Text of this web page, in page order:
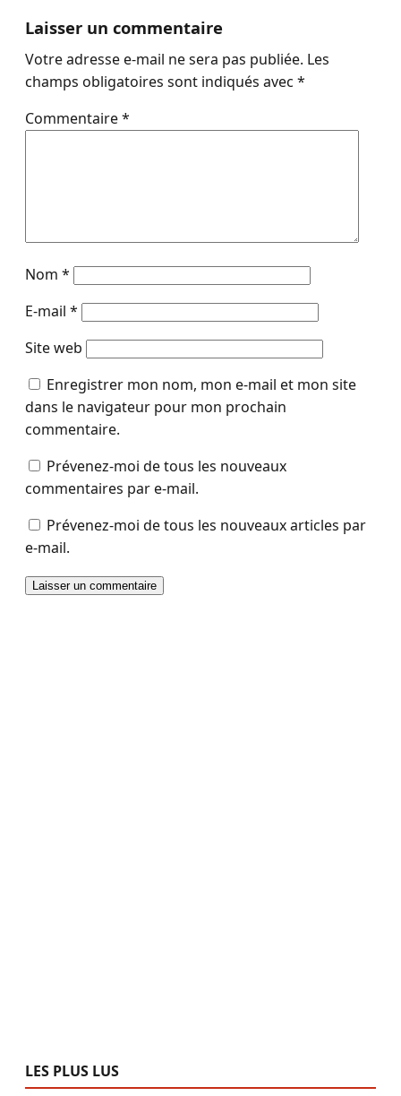
Laisser un commentaire
Votre adresse e-mail ne sera pas publiée. Les
champs obligatoires sont indiqués avec *
Commentaire*
Nom *
E-mail *
Site web
Enregistrer mon nom, mon e-mail et mon site
dans le navigateur pour mon prochain
commentaire.
Prévenez-moi de tous les nouveaux
commentaires par e-mail.
Prévenez-moi de tous les nouveaux articles par
e-mail.
LES PLUS LUS